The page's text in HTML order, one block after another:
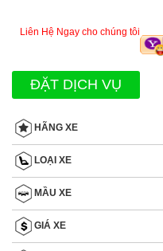
Liên Hệ Ngay cho chúng tôi
ĐẶT DỊCH VỤ
HÃNG XE
LOẠI XE
MẦU XE
GIÁ XE